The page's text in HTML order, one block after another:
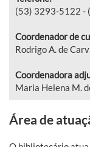
(53) 3293-5122 -
Coordenador de
Rodrigo A. de
Coordenadora
Maria Helena M.
Área de